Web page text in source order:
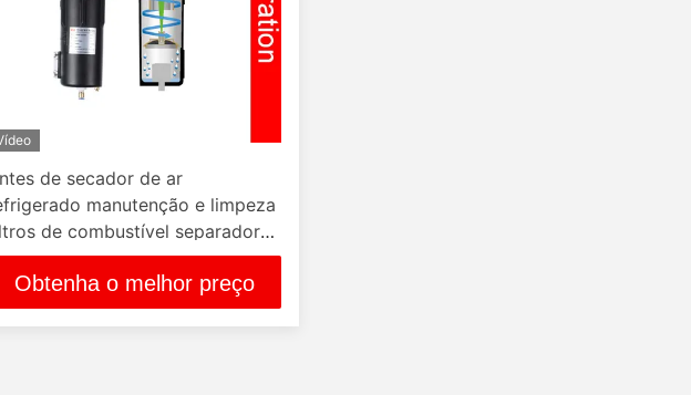
de secador de ar
manutenção e limpeza
de combustível separadores
água com 10 anos habitação
Obtenha o melhor preço